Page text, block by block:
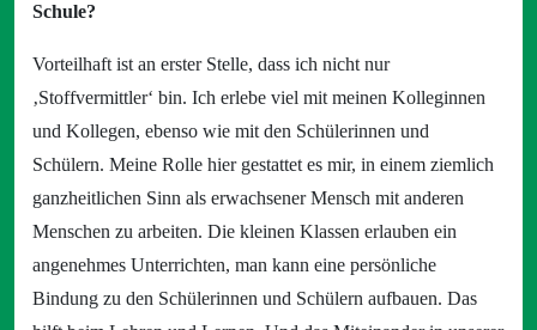
Schule?
Vorteilhaft ist an erster Stelle, dass ich nicht nur
‚Stoffvermittler‘ bin. Ich erlebe viel mit meinen Kolleginnen
und Kollegen, ebenso wie mit den Schülerinnen und
Schülern. Meine Rolle hier gestattet es mir, in einem ziemlich
ganzheitlichen Sinn als erwachsener Mensch mit anderen
Menschen zu arbeiten. Die kleinen Klassen erlauben ein
angenehmes Unterrichten, man kann eine persönliche
Bindung zu den Schülerinnen und Schülern aufbauen. Das